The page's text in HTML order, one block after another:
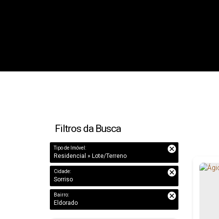
Filtros da Busca
Tipo de Imóvel:
Residencial » Lote/Terreno
Cidade:
Sorriso
Bairro:
Eldorado